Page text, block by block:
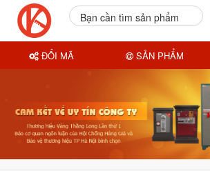
Bạn cần tìm sản phẩm
ĐỔI MÃ SẢN PHẨM